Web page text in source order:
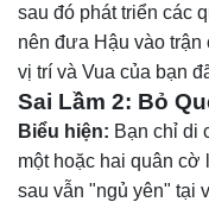
sau đó phát triển các
nên đưa Hậu vào
vị trí và Vua của bạn
Sai Lầm 2: Bỏ
Biểu hiện: Bạn chỉ di
một hoặc hai quân
sau vẫn "ngủ yên" tại